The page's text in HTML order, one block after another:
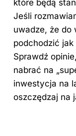
które będą
Jeśli
uwadze, że do
podchodzić
Sprawdź
nabrać na
inwestycja na
oszczędzaj na